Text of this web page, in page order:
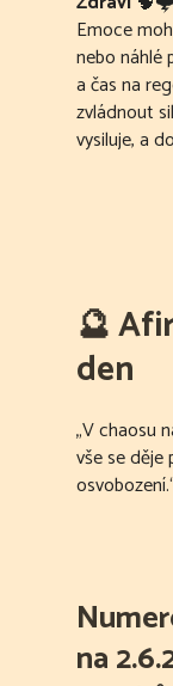
Emoce
nebo náhlé
a čas na
zvládnout
vysiluje, a
🔮
den
„V chaosu
vše se děje
na